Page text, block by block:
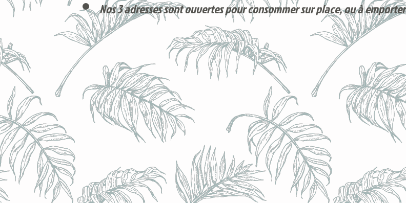
Nos 3 adresses sont ouvertes pour consommer sur place, ou à emporter
Voici nos derniers arrivages !
Produits phares